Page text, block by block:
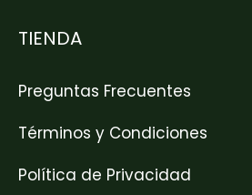
TIENDA
Preguntas Frecuentes
Términos y Condiciones
Política de Privacidad